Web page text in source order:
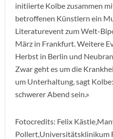
initiierte Kolbe zusammen
betroffenen Künstlern ein
Literaturevent zum Welt-
März in Frankfurt. Weitere
Herbst in Berlin und
Zwar geht es um die
um Unterhaltung, sagt
schwerer Abend sein.»
Fotocredits: Felix
Pollert,Universitätsklinikum